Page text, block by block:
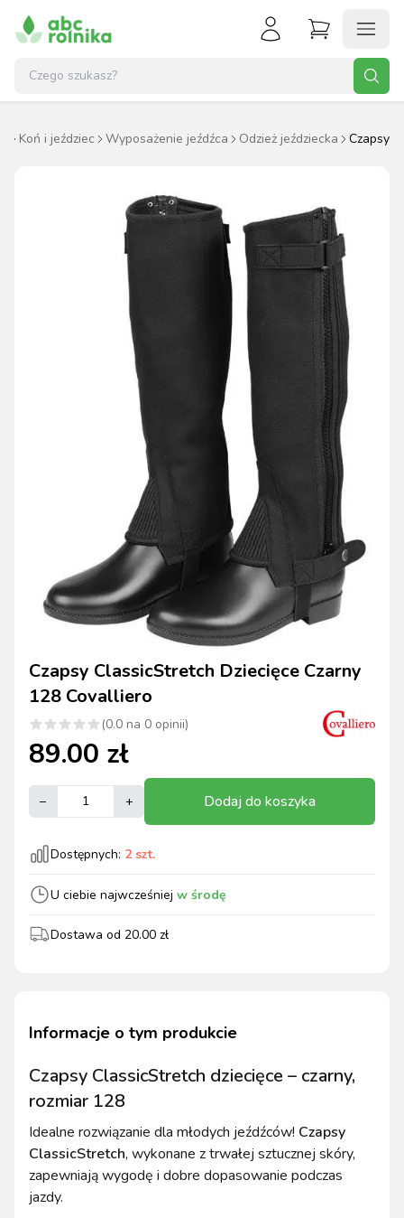
Koń i jeździec Wyposażenie jeźdźca Odzież jeździecka Czapsy
Czapsy ClassicStretch Dziecięce Czarny
128 Covalliero
(0.0 na 0 opinii)
89.00 zł
– + Dodaj do koszyka
Dostępnych: 2szt.
U ciebie najwcześniej w środę
Dostawa od 20.00 zł
Informacje o tym produkcie
Czapsy ClassicStretch dziecięce – czarny,
rozmiar 128
Idealne rozwiązanie dla młodych jeźdźców! Czapsy
ClassicStretch, wykonane z trwałej sztucznej skóry,
zapewniają wygodę i dobre dopasowanie podczas
jazdy.